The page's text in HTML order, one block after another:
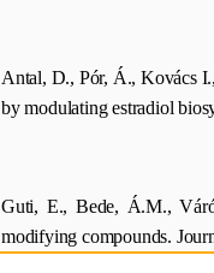
Antal, D., Pór, Á., Kovács
by modulating estradiol
Guti, E., Bede, Á.M.,
modifying compounds.